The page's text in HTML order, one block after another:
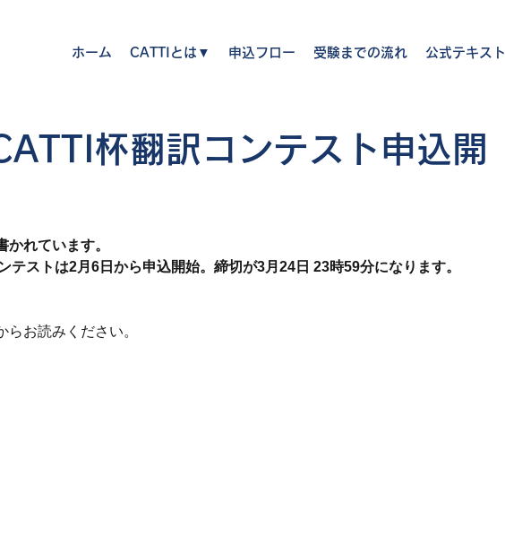
ホーム CATTIとは▼ 申込フロー 受験までの流れ 公式テキスト
杯翻訳コンテスト申込開
れています。
テストは2月6日から申込開始。締切が3月24日 23時59分になります。
らお読みください。